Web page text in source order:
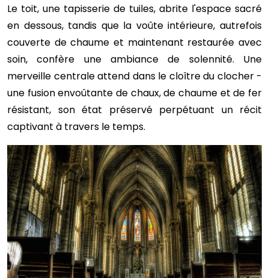
Le toit, une tapisserie de tuiles, abrite l'espace sacré
en dessous, tandis que la voûte intérieure, autrefois
couverte de chaume et maintenant restaurée avec
soin, confère une ambiance de solennité. Une
merveille centrale attend dans le cloître du clocher -
une fusion envoûtante de chaux, de chaume et de fer
résistant, son état préservé perpétuant un récit
captivant à travers le temps.